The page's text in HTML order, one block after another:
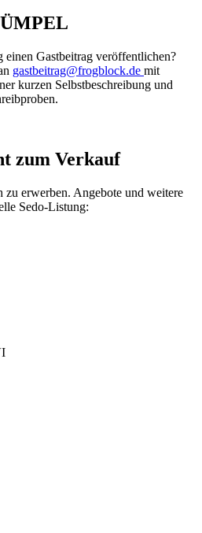
Gastbeitrag veröffentlichen?
gastbeitrag@frogblock.de mit
kurzen Selbstbeschreibung und
zum Verkauf
zu erwerben. Angebote und weitere
Sedo-Listung: